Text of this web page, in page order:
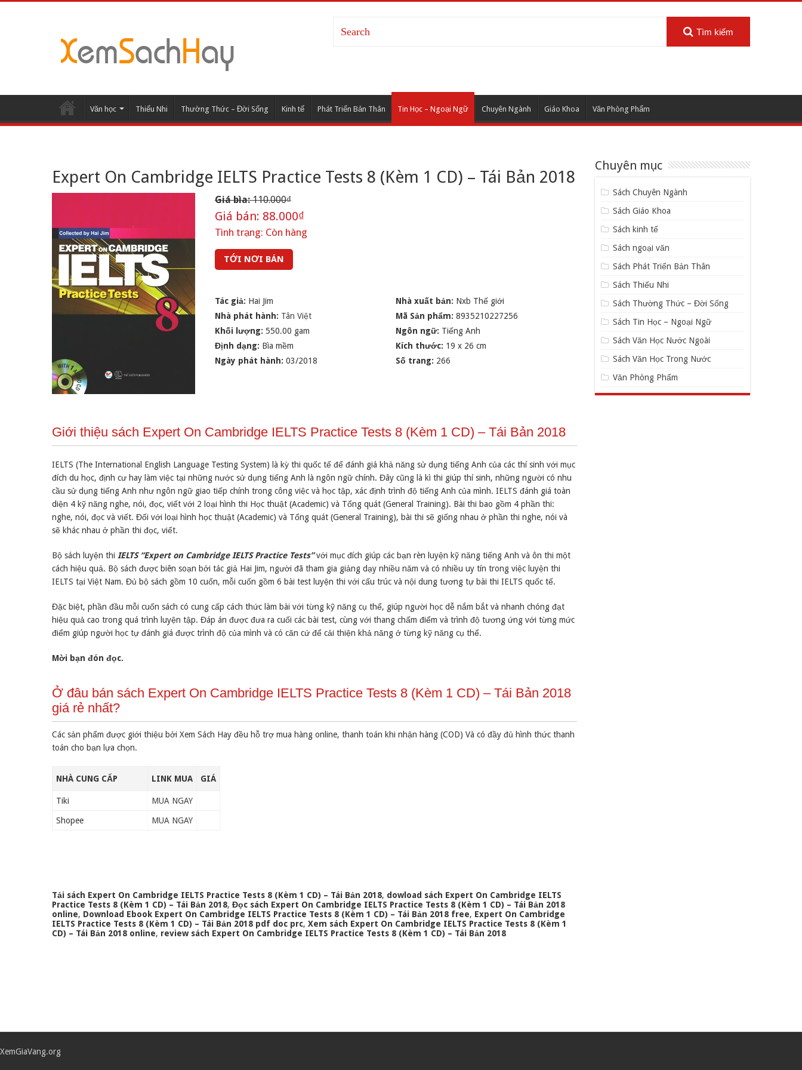
Tìm kiếm
Văn học Thiếu Nhi Thường Thức – Đời Sống Kinh tế Phát Triển Bản Thân Tin Học – Ngoại Ngữ Chuyên Ngành Giáo Khoa Văn Phòng Phẩm
Expert On Cambridge IELTS Practice Tests 8 (Kèm 1 CD) – Tái Bản 2018
Giá bìa:110.000₫
Giá bán: 88.000₫
Tình trạng: Còn hàng
TỚI NƠI BÁN
Tác giả: Hai Jim Nhà xuất bản: Nxb Thế giới
Nhà phát hành: Tân Việt Mã Sản phẩm:8935210227256
Khối lượng: 550.00 gam Ngôn ngữ: Tiếng Anh
Định dạng: Bìa mềm Kích thước: 19 x 26 cm
Ngày phát hành: 03/2018 Số trang: 266
Giới thiệu sách Expert On Cambridge IELTS Practice Tests 8 (Kèm 1 CD) – Tái Bản 2018
IELTS (The International English Language Testing System) là kỳ thi quốc tế để đánh giá khả năng sử dụng tiếng Anh của các thí sinh với mục
đích du học, định cư hay làm việc tại những nước sử dụng tiếng Anh là ngôn ngữ chính. Đây cũng là kì thi giúp thí sinh, những người có nhu
cầu sử dụng tiếng Anh như ngôn ngữ giao tiếp chính trong công việc và học tập, xác định trình độ tiếng Anh của mình. IELTS đánh giá toàn
diện 4 kỹ năng nghe, nói, đọc, viết với 2 loại hình thi Học thuật (Academic) và Tổng quát (General Training). Bài thi bao gồm 4 phần thi:
nghe, nói, đọc và viết. Đối với loại hình học thuật (Academic) và Tổng quát (General Training), bài thi sẽ giống nhau ở phần thi nghe, nói và
sẽ khác nhau ở phần thi đọc, viết.
Bộ sách luyện thi IELTS “Expert on Cambridge IELTS Practice Tests”với mục đích giúp các bạn rèn luyện kỹ năng tiếng Anh và ôn thi một
cách hiệu quả. Bộ sách được biên soạn bởi tác giả Hai Jim, người đã tham gia giảng dạy nhiều năm và có nhiều uy tín trong việc luyện thi
IELTS tại Việt Nam. Đủ bộ sách gồm 10 cuốn, mỗi cuốn gồm 6 bài test luyện thi với cấu trúc và nội dung tương tự bài thi IELTS quốc tế.
Đặc biệt, phần đầu mỗi cuốn sách có cung cấp cách thức làm bài với từng kỹ năng cụ thể, giúp người học dễ nắm bắt và nhanh chóng đạt
hiệu quả cao trong quá trình luyện tập. Đáp án được đưa ra cuối các bài test, cùng với thang chấm điểm và trình độ tương ứng với từng mức
điểm giúp người học tự đánh giá được trình độ của mình và có căn cứ để cải thiện khả năng ở từng kỹ năng cụ thể.
Mời bạn đón đọc.
Ở đâu bán sách Expert On Cambridge IELTS Practice Tests 8 (Kèm 1 CD) – Tái Bản 2018
giá rẻ nhất?
Các sản phẩm được giới thiệu bởi Xem Sách Hay đều hỗ trợ mua hàng online, thanh toán khi nhận hàng (COD) Và có đầy đủ hình thức thanh
toán cho bạn lựa chọn.
NHÀ CUNG CẤP LINK MUA GIÁ
Tiki MUA NGAY
Shopee MUA NGAY
Tải sách Expert On Cambridge IELTS Practice Tests 8 (Kèm 1 CD) – Tái Bản 2018, dowload sách Expert On Cambridge IELTS
Practice Tests 8 (Kèm 1 CD) – Tái Bản 2018, Đọc sách Expert On Cambridge IELTS Practice Tests 8 (Kèm 1 CD) – Tái Bản 2018
online, Download Ebook Expert On Cambridge IELTS Practice Tests 8 (Kèm 1 CD) – Tái Bản 2018 free, Expert On Cambridge
IELTS Practice Tests 8 (Kèm 1 CD) – Tái Bản 2018 pdf doc prc, Xem sách Expert On Cambridge IELTS Practice Tests 8 (Kèm 1
CD) – Tái Bản 2018 online, review sách Expert On Cambridge IELTS Practice Tests 8 (Kèm 1 CD) – Tái Bản 2018
Chuyên mục
Sách Chuyên Ngành
Sách Giáo Khoa
Sách kinh tế
Sách ngoại văn
Sách Phát Triển Bản Thân
Sách Thiếu Nhi
Sách Thường Thức – Đời Sống
Sách Tin Học – Ngoại Ngữ
Sách Văn Học Nước Ngoài
Sách Văn Học Trong Nước
Văn Phòng Phẩm
XemGiaVang.org